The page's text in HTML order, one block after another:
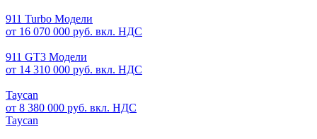
911 Turbo Модели
от 16 070 000 руб. вкл. НДС
911 GT3 Модели
от 14 310 000 руб. вкл. НДС
Taycan
от 8 380 000 руб. вкл. НДС
Taycan